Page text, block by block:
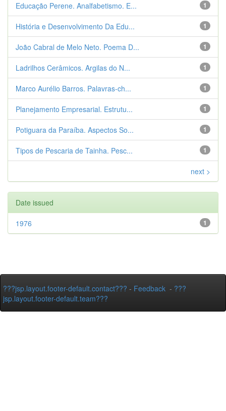
1
Educação Perene. Analfabetismo. E...
1
História e Desenvolvimento Da Edu...
1
João Cabral de Melo Neto. Poema D...
1
Ladrilhos Cerâmicos. Argilas do N...
1
Marco Aurélio Barros. Palavras-ch...
1
Planejamento Empresarial. Estrutu...
1
Potiguara da Paraíba. Aspectos So...
1
Tipos de Pescaria de Tainha. Pesc...
next >
Date issued
1
1976
???jsp.layout.footer-default.contact??? - Feedback - ???
jsp.layout.footer-default.team???